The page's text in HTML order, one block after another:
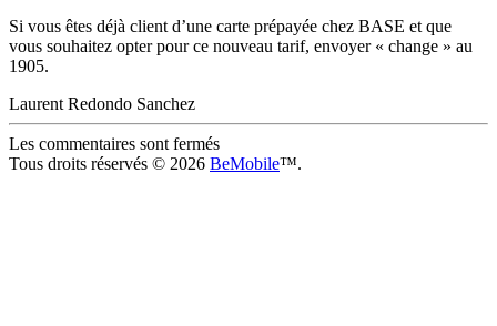
Si vous êtes déjà client d’une carte prépayée chez BASE et que
vous souhaitez opter pour ce nouveau tarif, envoyer « change » au
1905.
Laurent Redondo Sanchez
Les commentaires sont fermés
Tous droits réservés © 2026 BeMobile™.